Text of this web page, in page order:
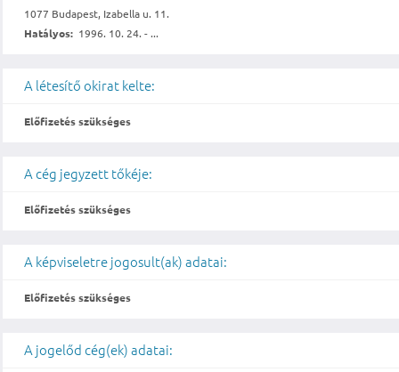
1077 Budapest, Izabella u. 11.
Hatályos: 1996. 10. 24. - ...
A létesítő okirat kelte:
Előfizetés szükséges
A cég jegyzett tőkéje:
Előfizetés szükséges
A képviseletre jogosult(ak) adatai:
Előfizetés szükséges
A jogelőd cég(ek) adatai: